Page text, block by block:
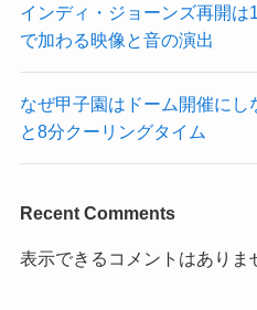
インディ・ジョーンズ再開
で加わる映像と音の演出
なぜ甲子園はドーム開催に
と8分クーリングタイム
Recent Comments
表示できるコメントはありま